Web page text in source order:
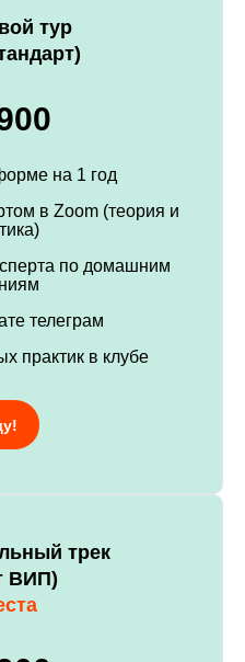
тур
на 1 год
в Zoom (теория и
по домашним
телеграм
практик в клубе
трек
ВИП)